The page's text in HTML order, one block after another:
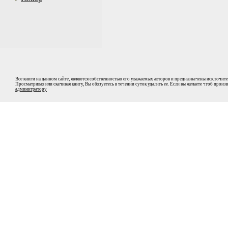
Все книги на данном сайте, являются собственностью его уважаемых авторов и предназначены
Просматривая или скачивая книгу, Вы обязуетесь в течении суток удалить ее. Если вы желаете чтоб
админитратору